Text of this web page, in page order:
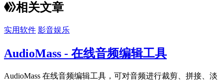
相关文章
实用软件 影音娱乐
AudioMass - 在线音频编辑工具
AudioMass 在线音频编辑工具，可对音频进行裁剪、拼接、淡